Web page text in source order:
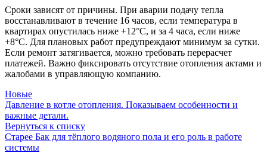
Сроки зависят от причины. При аварии подачу тепла
восстанавливают в течение 16 часов, если температура в
квартирах опустилась ниже +12°C, и за 4 часа, если ниже
+8°C. Для плановых работ предупреждают минимум за сутки.
Если ремонт затягивается, можно требовать перерасчет
платежей. Важно фиксировать отсутствие отопления актами и
жалобами в управляющую компанию.
Новые
Давление в котле отопления. Показываем особенности и
важные детали.
Вернуться к списку
Старее Бак для тёплого водяного пола и его роль в работе
системы